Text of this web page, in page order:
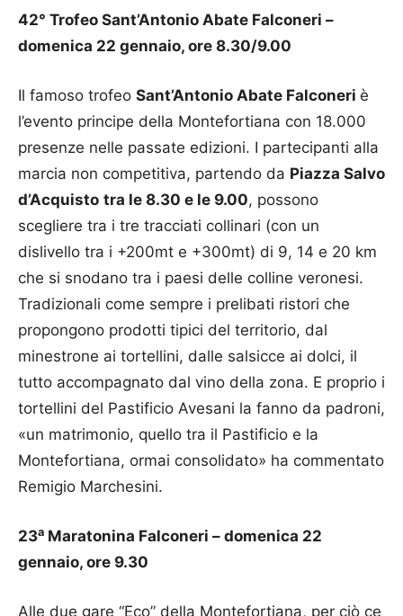
42° Trofeo Sant’Antonio Abate Falconeri –
domenica 22 gennaio, ore 8.30/9.00
Il famoso trofeo Sant’Antonio Abate Falconeri è
l’evento principe della Montefortiana con 18.000
presenze nelle passate edizioni. I partecipanti alla
marcia non competitiva, partendo da Piazza Salvo
d’Acquisto tra le 8.30 e le 9.00, possono
scegliere tra i tre tracciati collinari (con un
dislivello tra i +200mt e +300mt) di 9, 14 e 20 km
che si snodano tra i paesi delle colline veronesi.
Tradizionali come sempre i prelibati ristori che
propongono prodotti tipici del territorio, dal
minestrone ai tortellini, dalle salsicce ai dolci, il
tutto accompagnato dal vino della zona. E proprio i
tortellini del Pastificio Avesani la fanno da padroni,
«un matrimonio, quello tra il Pastificio e la
Montefortiana, ormai consolidato» ha commentato
Remigio Marchesini.
23a Maratonina Falconeri – domenica 22
gennaio, ore 9.30
Alle due gare “Eco” della Montefortiana, per ciò ce